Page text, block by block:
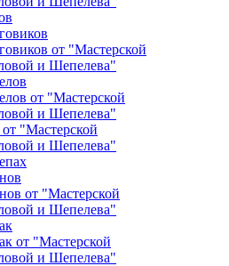
от "Мастерской
и Шепелева"
от "Мастерской
и Шепелева"
"Мастерской
и Шепелева"
от "Мастерской
и Шепелева"
от "Мастерской
и Шепелева"